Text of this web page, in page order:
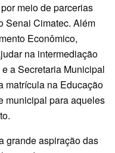
meio de parcerias
Senai Cimatec. Além
Econômico,
na intermediação
a Secretaria Municipal
matrícula na Educação
municipal para aqueles
grande aspiração das